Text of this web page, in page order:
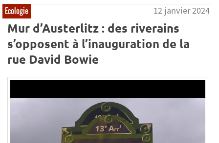
Ecologie 12 janvier 2024
Mur d’Austerlitz : des riverains
s’opposent à l’inauguration de la
rue David Bowie